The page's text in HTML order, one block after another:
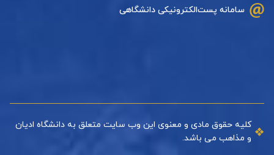
سامانه پست‌الکترونیکی دانشگاهی
کلیه حقوق مادی و معنوی این وب سایت متعلق به دانشگاه ادیان
و مذاهب می باشد.